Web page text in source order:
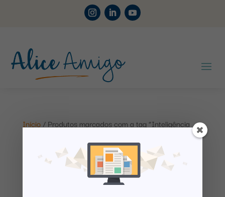
Início/ Produtos marcados com a tag “Inteligência
Inteligência Emocional
Exibindo um único resultado